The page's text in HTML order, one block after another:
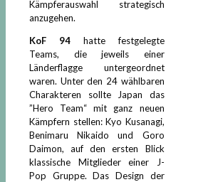
Kämpferauswahl strategisch
anzugehen.
KoF 94hatte festgelegte
Teams, die jeweils einer
Länderflagge untergeordnet
waren. Unter den 24 wählbaren
Charakteren sollte Japan das
”Hero Team“ mit ganz neuen
Kämpfern stellen: Kyo Kusanagi,
Benimaru Nikaido und Goro
Daimon, auf den ersten Blick
klassische Mitglieder einer J-
Pop Gruppe. Das Design der